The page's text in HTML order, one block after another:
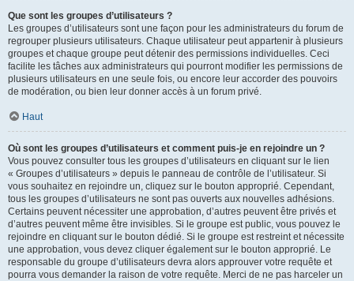
Que sont les groupes d’utilisateurs ?
Les groupes d’utilisateurs sont une façon pour les administrateurs du forum de
regrouper plusieurs utilisateurs. Chaque utilisateur peut appartenir à plusieurs
groupes et chaque groupe peut détenir des permissions individuelles. Ceci
facilite les tâches aux administrateurs qui pourront modifier les permissions de
plusieurs utilisateurs en une seule fois, ou encore leur accorder des pouvoirs
de modération, ou bien leur donner accès à un forum privé.
Haut
Où sont les groupes d’utilisateurs et comment puis-je en rejoindre un ?
Vous pouvez consulter tous les groupes d’utilisateurs en cliquant sur le lien
« Groupes d’utilisateurs » depuis le panneau de contrôle de l’utilisateur. Si
vous souhaitez en rejoindre un, cliquez sur le bouton approprié. Cependant,
tous les groupes d’utilisateurs ne sont pas ouverts aux nouvelles adhésions.
Certains peuvent nécessiter une approbation, d’autres peuvent être privés et
d’autres peuvent même être invisibles. Si le groupe est public, vous pouvez le
rejoindre en cliquant sur le bouton dédié. Si le groupe est restreint et nécessite
une approbation, vous devez cliquer également sur le bouton approprié. Le
responsable du groupe d’utilisateurs devra alors approuver votre requête et
pourra vous demander la raison de votre requête. Merci de ne pas harceler un